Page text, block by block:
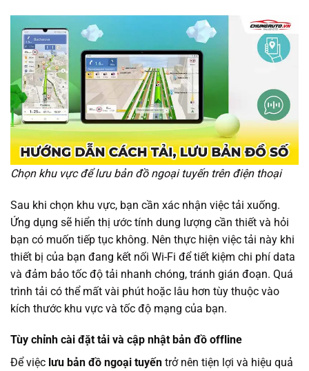
Chọn khu vực để lưu bản đồ ngoại tuyến trên điện thoại
Sau khi chọn khu vực, bạn cần xác nhận việc tải xuống.
Ứng dụng sẽ hiển thị ước tính dung lượng cần thiết và hỏi
bạn có muốn tiếp tục không. Nên thực hiện việc tải này khi
thiết bị của bạn đang kết nối Wi-Fi để tiết kiệm chi phí data
và đảm bảo tốc độ tải nhanh chóng, tránh gián đoạn. Quá
trình tải có thể mất vài phút hoặc lâu hơn tùy thuộc vào
kích thước khu vực và tốc độ mạng của bạn.
Tùy chỉnh cài đặt tải và cập nhật bản đồ offline
Để việc lưu bản đồ ngoại tuyến trở nên tiện lợi và hiệu quả